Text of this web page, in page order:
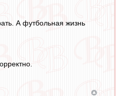
А футбольная жизнь